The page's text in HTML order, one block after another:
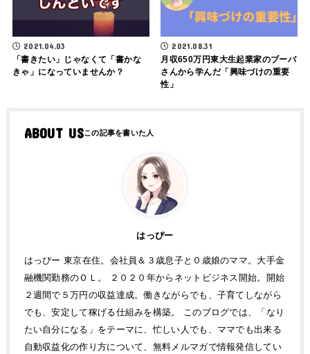
2021.04.03
「書きたい」じゃなくて「書かな
きゃ」になっていませんか？
2021.08.31
月収650万円東大生起業家のブーバ
さんから学んだ「興味づけの重要
性」
ABOUT US
はっぴー
はっぴー 東京在住。会社員＆３歳息子と０歳娘のママ。大手金
融機関勤務のＯＬ。 ２０２０年からネットビジネス開始。開始
２週間で５万円の収益達成。働きながらでも、子育てしながら
でも、安定して稼げる仕組みを構築。 このブログでは、「なり
たい自分になる」をテーマに、忙しい人でも、ママでも出来る
自動収益化の作り方について、無料メルマガで情報発信してい